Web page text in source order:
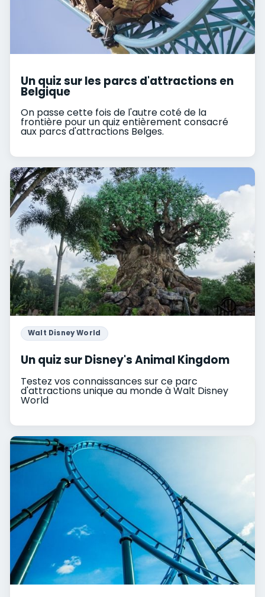
Un quiz sur les parcs d'attractions en
Belgique
On passe cette fois de l'autre coté de la
frontière pour un quiz entièrement consacré
aux parcs d'attractions Belges.
Walt Disney World
Un quiz sur Disney's Animal Kingdom
Testez vos connaissances sur ce parc
d'attractions unique au monde à Walt Disney
World